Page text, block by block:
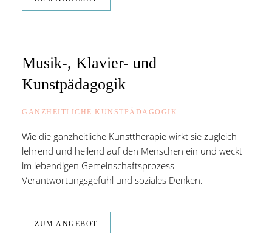
Musik-, Klavier- und
Kunstpädagogik
GANZHEITLICHE KUNSTPÄDAGOGIK
Wie die ganzheitliche Kunsttherapie wirkt sie zugleich
lehrend und heilend auf den Menschen ein und weckt
im lebendigen Gemeinschaftsprozess
Verantwortungsgefühl und soziales Denken.
ZUM ANGEBOT